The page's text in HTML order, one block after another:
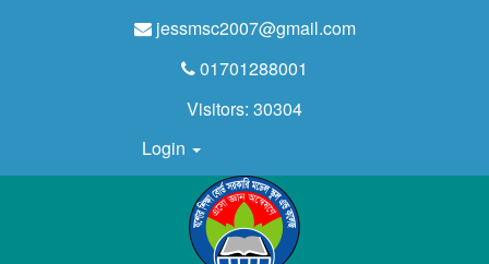
jessmsc2007@gmail.com
01701288001
Visitors: 30304
Login